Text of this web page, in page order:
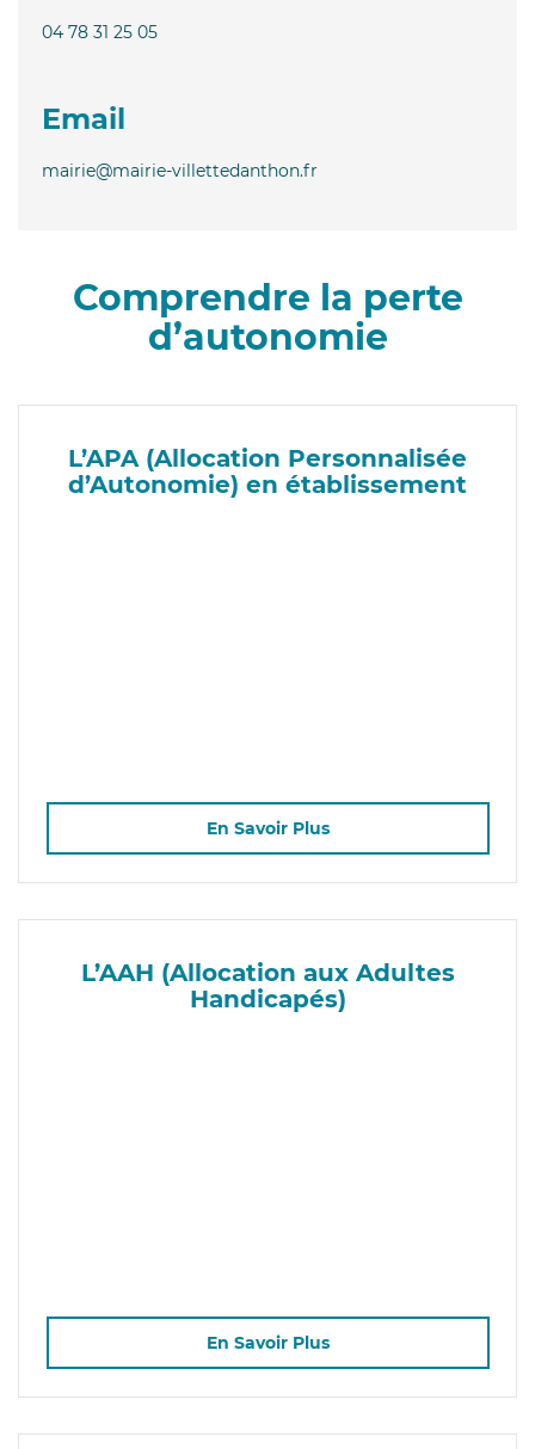
04 78 31 25 05
Email
mairie@mairie-villettedanthon.fr
Comprendre la perte
d’autonomie
L’APA (Allocation Personnalisée
d’Autonomie) en établissement
En Savoir Plus
L’AAH (Allocation aux Adultes
Handicapés)
En Savoir Plus